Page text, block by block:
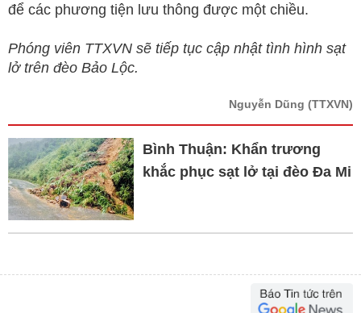
để các phương tiện lưu thông được một chiều.
Phóng viên TTXVN sẽ tiếp tục cập nhật tình hình sạt
lở trên đèo Bảo Lộc.
Nguyễn Dũng (TTXVN)
Bình Thuận: Khẩn trương
khắc phục sạt lở tại đèo Đa Mi